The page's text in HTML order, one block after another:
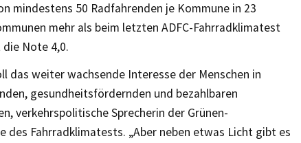
mindestens 50 Radfahrenden je Kommune in 23
mehr als beim letzten ADFC-Fahrradklimatest
die Note 4,0.
das weiter wachsende Interesse der Menschen in
gesundheitsfördernden und bezahlbaren
verkehrspolitische Sprecherin der Grünen-
des Fahrradklimatests. „Aber neben etwas Licht gibt es